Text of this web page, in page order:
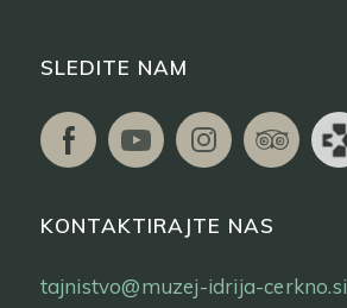
SLEDITE NAM
KONTAKTIRAJTE NAS
tajnistvo@muzej-idrija-cerkno.si